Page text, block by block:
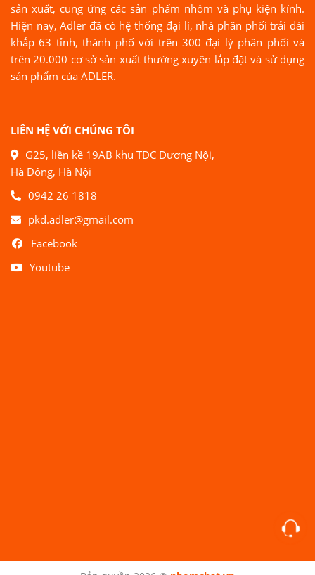
sản xuất, cung ứng các sản phẩm nhôm và phụ kiện kính.
Hiện nay, Adler đã có hệ thống đại lí, nhà phân phối trải dài
khắp 63 tỉnh, thành phố với trên 300 đại lý phân phối và
trên 20.000 cơ sở sản xuất thường xuyên lắp đặt và sử dụng
sản phẩm của ADLER.
LIÊN HỆ VỚI CHÚNG TÔI
G25, liền kề 19AB khu TĐC Dương Nội,
Hà Đông, Hà Nội
0942 26 1818
pkd.adler@gmail.com
Facebook
Youtube